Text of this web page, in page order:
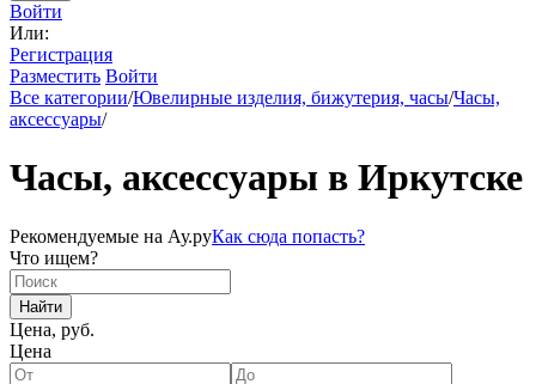
Войти
Или:
Регистрация
Разместить Войти
Все категории/Ювелирные изделия, бижутерия, часы/Часы,
аксессуары/
Часы, аксессуары в Иркутске
Рекомендуемые на Ау.руКак сюда попасть?
Что ищем?
Найти
Цена, руб.
Цена